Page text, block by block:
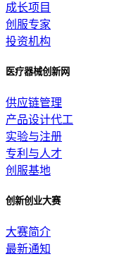
成长项目
创服专家
投资机构
医疗器械创新网
供应链管理
产品设计代工
实验与注册
专利与人才
创服基地
创新创业大赛
大赛简介
最新通知